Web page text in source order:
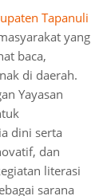
Tapanuli
yang
baca,
di daerah.
Yayasan
dini serta
dan
literasi
sarana